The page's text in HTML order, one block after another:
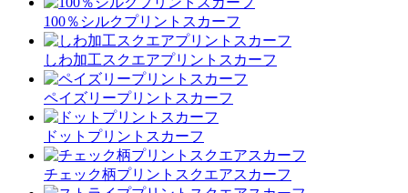
100％シルクプリントスカーフ
しわ加工スクエアプリントスカーフ
ペイズリープリントスカーフ
ドットプリントスカーフ
チェック柄プリントスクエアスカーフ